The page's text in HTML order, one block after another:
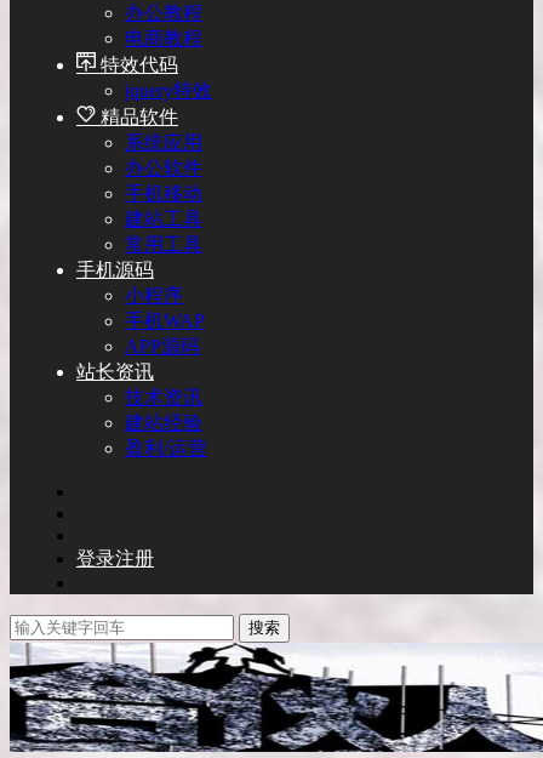
办公教程
电商教程
特效代码
jquery特效
精品软件
系统应用
办公软件
手机移动
建站工具
常用工具
手机源码
小程序
手机WAP
APP源码
站长资讯
技术资讯
建站经验
盈利/运营
登录注册
搜索